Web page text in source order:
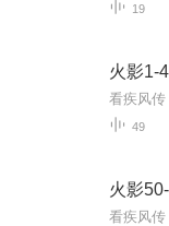
19
火影1-
看疾风传
49
火影
看疾风传